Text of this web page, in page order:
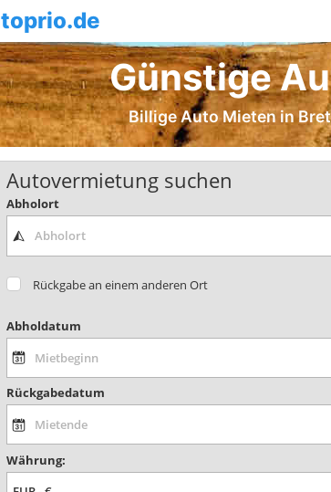
Günstige
Billige Auto Mieten in
Autovermietung suchen
Abholort
Rückgabe an einem anderen Ort
Abholdatum
Rückgabedatum
Währung: